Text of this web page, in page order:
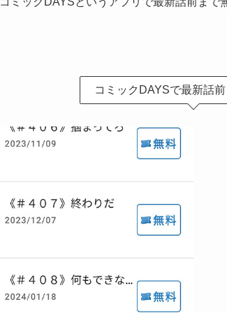
コミックDAYSで最新話